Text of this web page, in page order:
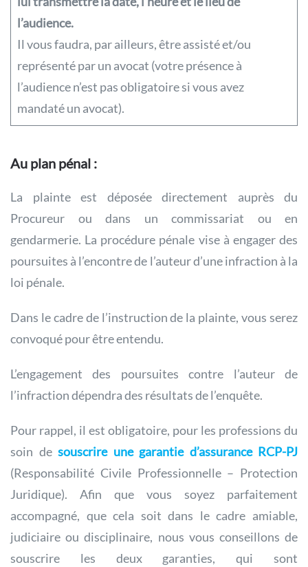
l’audience.
Il vous faudra, par ailleurs, être assisté et/ou
représenté par un avocat (votre présence à
l’audience n’est pas obligatoire si vous avez
mandaté un avocat).
Au plan pénal :
La plainte est déposée directement auprès du
Procureur ou dans un commissariat ou en
gendarmerie. La procédure pénale vise à engager des
poursuites à l’encontre de l’auteur d’une infraction à la
loi pénale.
Dans le cadre de l’instruction de la plainte, vous serez
convoqué pour être entendu.
L’engagement des poursuites contre l’auteur de
l’infraction dépendra des résultats de l’enquête.
Pour rappel, il est obligatoire, pour les professions du
soin de souscrire une garantie d’assurance RCP-PJ
(Responsabilité Civile Professionnelle – Protection
Juridique). Afin que vous soyez parfaitement
accompagné, que cela soit dans le cadre amiable,
judiciaire ou disciplinaire, nous vous conseillons de
souscrire les deux garanties, qui sont